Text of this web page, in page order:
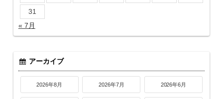
31
« 7月
アーカイブ
2026年8月 2026年7月 2026年6月